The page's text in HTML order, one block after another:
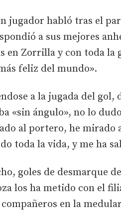
jugador habló tras el
a sus mejores
en Zorrilla y con toda la
feliz del mundo».
a la jugada del gol,
«sin ángulo», no lo
al portero, he mirado
toda la vida, y me ha
goles de desmarque
los ha metido con el
compañeros en la